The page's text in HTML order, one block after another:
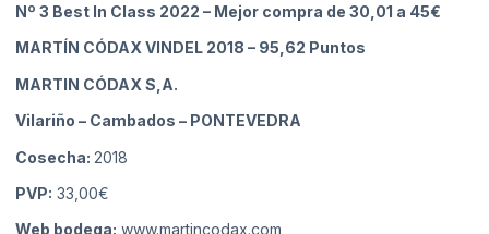
Nº 3 Best In Class 2022 – Mejor compra de 30,01 a 45€
MARTÍN CÓDAX VINDEL 2018 – 95,62 Puntos
MARTIN CÓDAX S,A.
Vilariño – Cambados – PONTEVEDRA
Cosecha: 2018
PVP: 33,00€
Web bodega: www.martincodax.com